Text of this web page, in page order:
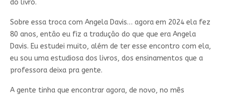
do livro.
Sobre essa troca com Angela Davis… agora em 2024 ela fez
80 anos, então eu fiz a tradução do que que era Angela
Davis. Eu estudei muito, além de ter esse encontro com ela,
eu sou uma estudiosa dos livros, dos ensinamentos que a
professora deixa pra gente.
A gente tinha que encontrar agora, de novo, no mês